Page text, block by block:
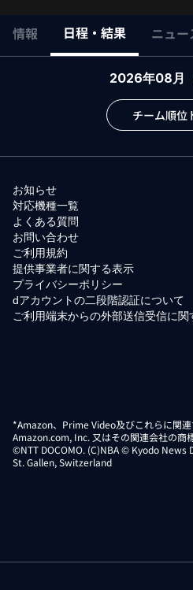
情報 日程・結果 ニュー
2026年08月
チーム順位
お知らせ
対応機種一覧
よくある質問
お問い合わせ
ご利用規約
提供事業者に関する表示
プライバシーポリシー
dアカウントの二段階認証について
ご利用端末からの外部送信受信に関
*Amazon、Prime Video及びこれらに関連
Amazon.com, Inc. 又はその関連会社の商標
©NTT DOCOMO. (C)NBA © Kyodo
St. Gallen, Switzerland